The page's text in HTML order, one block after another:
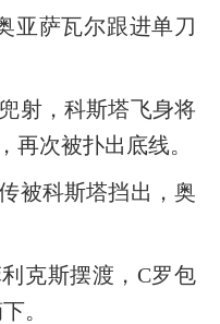
亚萨瓦尔跟进单刀
射，科斯塔飞身将
再次被扑出底线。
被科斯塔挡出，奥
克斯摆渡，C罗包
。